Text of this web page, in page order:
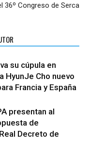
36º Congreso de Serca
su cúpula en
HyunJe Cho nuevo
Francia y España
presentan al
de
Decreto de